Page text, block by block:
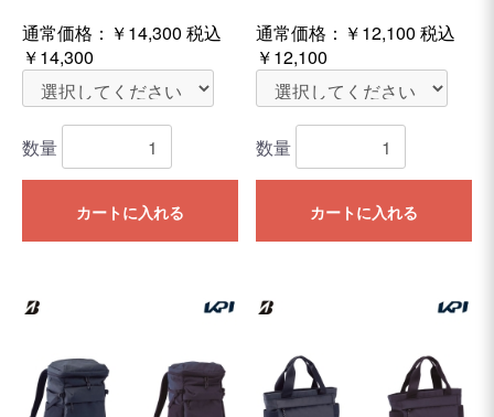
通常価格： ￥14,300 税込
￥14,300
数量
カートに入れる
通常価格： ￥12,100 税込
￥12,100
数量
カートに入れる